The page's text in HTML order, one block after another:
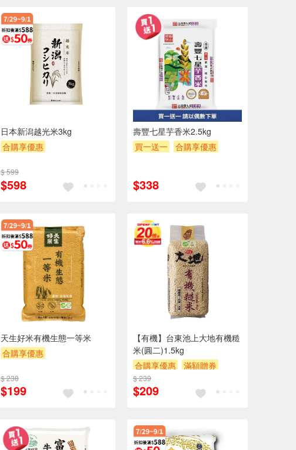
日本新潟越光米3kg
合購享優惠
贈$200
$ 599
$598
壽豐七星芋香米2.5kg
買一送一
合購享優惠
$338
天生好米有機生態一等米
合購享優惠
贈$200
$ 238
$199
【有機】台東池上大地有機糙
米(圓二)1.5kg
合購享優惠
滿額贈券
贈$200
$ 239
$209